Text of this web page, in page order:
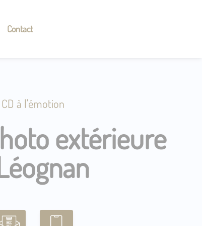
Contact
CD à l'émotion
extérieure